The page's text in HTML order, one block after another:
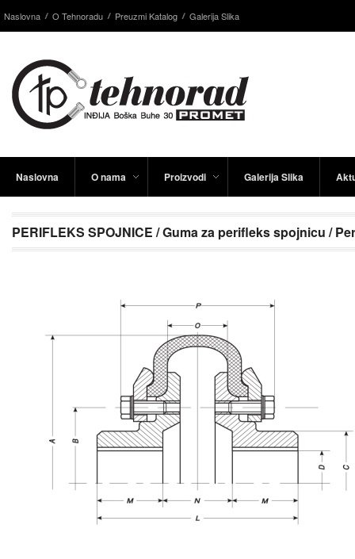
Naslovna O Tehnoradu Preuzmi Katalog Galerija Slika
Naslovna O nama Proizvodi Galerija Slika
PERIFLEKS SPOJNICE / Guma za perifleks spojnicu /